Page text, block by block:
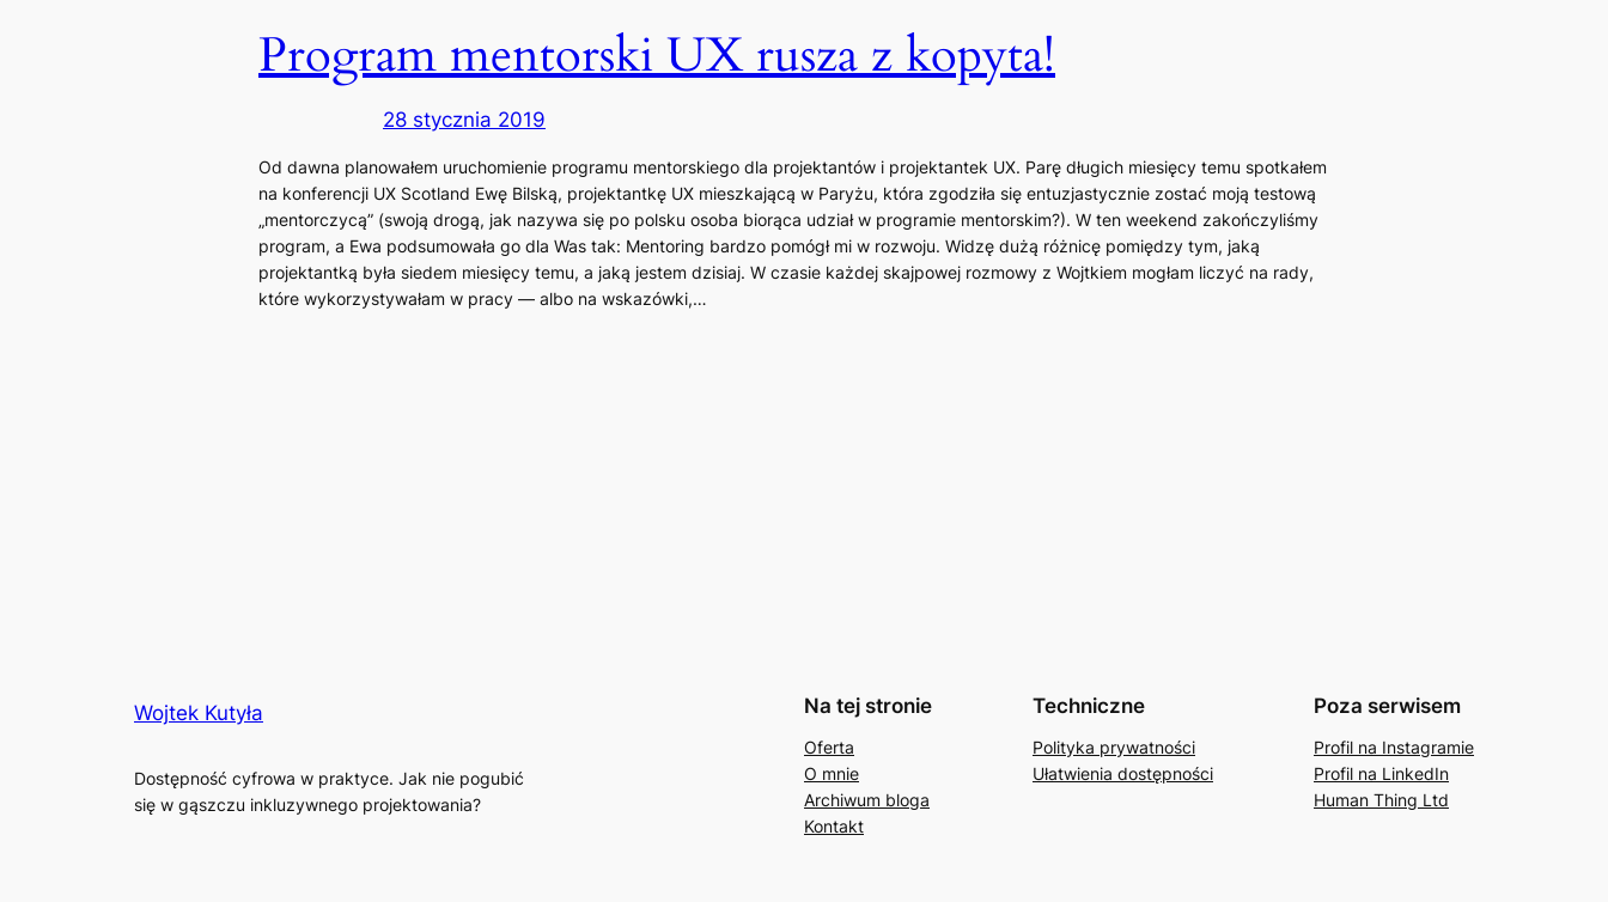
Program mentorski UX rusza z kopyta!
28 stycznia 2019
Od dawna planowałem uruchomienie programu mentorskiego dla projektantów i projektantek UX. Parę długich miesięcy temu spotkałem
na konferencji UX Scotland Ewę Bilską, projektantkę UX mieszkającą w Paryżu, która zgodziła się entuzjastycznie zostać moją testową
„mentorczycą” (swoją drogą, jak nazywa się po polsku osoba biorąca udział w programie mentorskim?). W ten weekend zakończyliśmy
program, a Ewa podsumowała go dla Was tak: Mentoring bardzo pomógł mi w rozwoju. Widzę dużą różnicę pomiędzy tym, jaką
projektantką była siedem miesięcy temu, a jaką jestem dzisiaj. W czasie każdej skajpowej rozmowy z Wojtkiem mogłam liczyć na rady,
które wykorzystywałam w pracy — albo na wskazówki,…
Wojtek Kutyła
Dostępność cyfrowa w praktyce. Jak nie pogubić
się w gąszczu inkluzywnego projektowania?
Na tej stronie
Oferta
O mnie
Archiwum bloga
Kontakt
Techniczne
Polityka prywatności
Ułatwienia dostępności
Poza serwisem
Profil na Instagramie
Profil na LinkedIn
Human Thing Ltd